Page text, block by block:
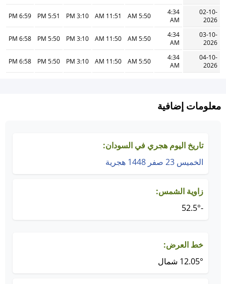
02-10-
2026
4:34
AM
5:50 AM
11:51 AM
3:10 PM
5:51 PM
6:59 PM
03-10-
2026
4:34
AM
5:50 AM
11:50 AM
3:10 PM
5:50 PM
6:58 PM
04-10-
2026
4:34
AM
5:50 AM
11:50 AM
3:10 PM
5:50 PM
6:58 PM
معلومات إضافية
تاريخ اليوم هجري في السودان:
الخميس 23 صفر 1448 هجرية
زاوية الشمس:
-52.5°
خط العرض:
12.05° شمال